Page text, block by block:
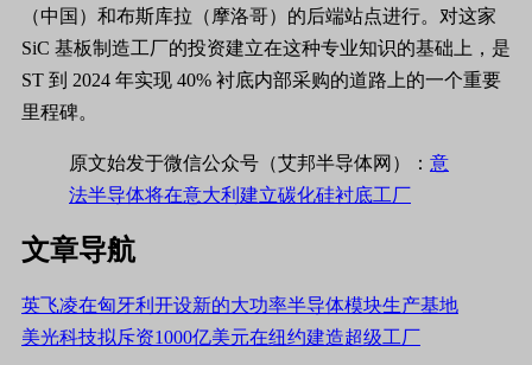
（中国）和布斯库拉（摩洛哥）的后端站点进行。对这家
SiC 基板制造工厂的投资建立在这种专业知识的基础上，是
ST 到 2024 年实现 40% 衬底内部采购的道路上的一个重要
里程碑。
原文始发于微信公众号（艾邦半导体网）： 意
法半导体将在意大利建立碳化硅衬底工厂
文章导航
英飞凌在匈牙利开设新的大功率半导体模块生产基地
美光科技拟斥资1000亿美元在纽约建造超级工厂